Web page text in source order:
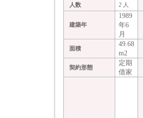
人数 2 人
建築年
1989
年6
月
面積
49.68
m2
契約形態
定期
借家